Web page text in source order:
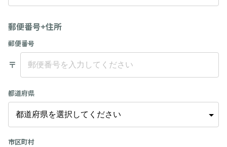
郵便番号+住所
郵便番号
〒
都道府県
市区町村